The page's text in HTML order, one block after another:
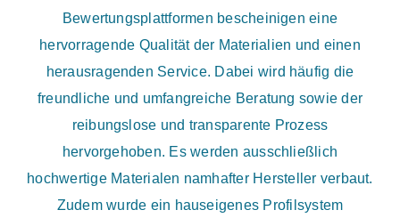
Bewertungsplattformen bescheinigen eine
hervorragende Qualität der Materialien und einen
herausragenden Service. Dabei wird häufig die
freundliche und umfangreiche Beratung sowie der
reibungslose und transparente Prozess
hervorgehoben. Es werden ausschließlich
hochwertige Materialen namhafter Hersteller verbaut.
Zudem wurde ein hauseigenes Profilsystem